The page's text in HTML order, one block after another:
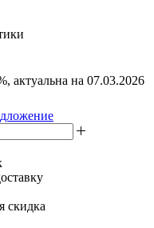
актуальна на 07.03.2026
скидка